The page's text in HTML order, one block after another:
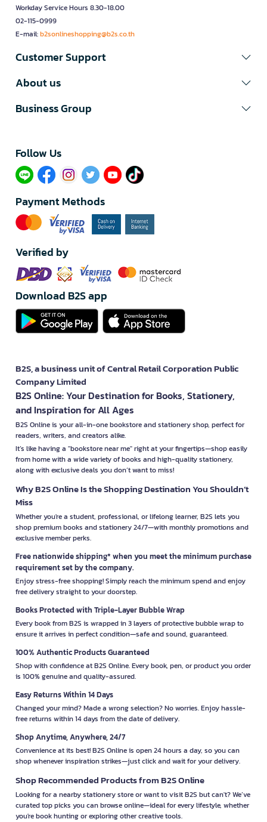
Workday Service Hours 8.30-18.00
02-115-0999
E-mail:b2sonlineshopping@b2s.co.th
Customer Support
About us
Business Group
Follow Us​
Payment Methods
Verified by
Download B2S app
B2S, a business unit of Central Retail Corporation Public
Company Limited
B2S Online: Your Destination for Books, Stationery,
and Inspiration for All Ages
B2S Online is your all-in-one bookstore and stationery shop, perfect for
readers, writers, and creators alike.
It’s like having a "bookstore near me" right at your fingertips—shop easily
from home with a wide variety of books and high-quality stationery,
along with exclusive deals you don’t want to miss!
Why B2S Online Is the Shopping Destination You Shouldn’t
Miss
Whether you're a student, professional, or lifelong learner, B2S lets you
shop premium books and stationery 24/7—with monthly promotions and
exclusive member perks.
Free nationwide shipping* when you meet the minimum purchase
requirement set by the company.
Enjoy stress-free shopping! Simply reach the minimum spend and enjoy
free delivery straight to your doorstep.
Books Protected with Triple-Layer Bubble Wrap
Every book from B2S is wrapped in 3 layers of protective bubble wrap to
ensure it arrives in perfect condition—safe and sound, guaranteed.
100% Authentic Products Guaranteed
Shop with confidence at B2S Online. Every book, pen, or product you order
is 100% genuine and quality-assured.
Easy Returns Within 14 Days
Changed your mind? Made a wrong selection? No worries. Enjoy hassle-
free returns within 14 days from the date of delivery.
Shop Anytime, Anywhere, 24/7
Convenience at its best! B2S Online is open 24 hours a day, so you can
shop whenever inspiration strikes—just click and wait for your delivery.
Shop Recommended Products from B2S Online
Looking for a nearby stationery store or want to visit B2S but can't? We’ve
curated top picks you can browse online—ideal for every lifestyle, whether
you're book hunting or exploring other creative tools.